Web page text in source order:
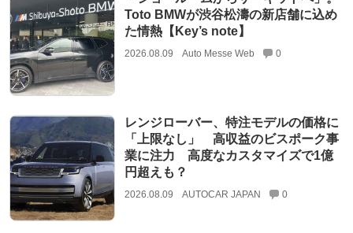
Toto BMWが渋谷松濤の新店舗に込め
た情熱【Key’s note】
2026.08.09 Auto Messe Web 0
レンジローバー、特注モデルの価格に
「上限なし」 高収益のビスポーク事
業に注力 高度なカスタマイズで1億
円超えも？
2026.08.09 AUTOCAR JAPAN 0